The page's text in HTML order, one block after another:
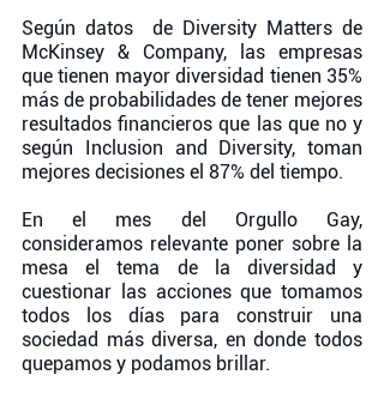
Según datos  de Diversity Matters de
McKinsey & Company, las empresas
que tienen mayor diversidad tienen 35%
más de probabilidades de tener mejores
resultados financieros que las que no y
según Inclusion and Diversity, toman
mejores decisiones el 87% del tiempo.
En el mes del Orgullo Gay,
consideramos relevante poner sobre la
mesa el tema de la diversidad y
cuestionar las acciones que tomamos
todos los días para construir una
sociedad más diversa, en donde todos
quepamos y podamos brillar.